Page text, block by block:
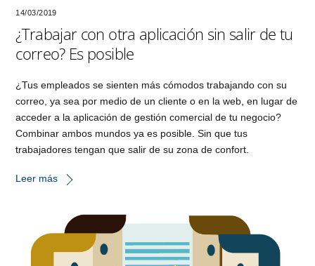
14/03/2019
¿Trabajar con otra aplicación sin salir de tu
correo? Es posible
¿Tus empleados se sienten más cómodos trabajando con su
correo, ya sea por medio de un cliente o en la web, en lugar de
acceder a la aplicación de gestión comercial de tu negocio?
Combinar ambos mundos ya es posible. Sin que tus
trabajadores tengan que salir de su zona de confort.
Leer más